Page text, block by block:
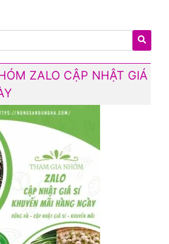
ZALO CẬP NHẬT GIÁ